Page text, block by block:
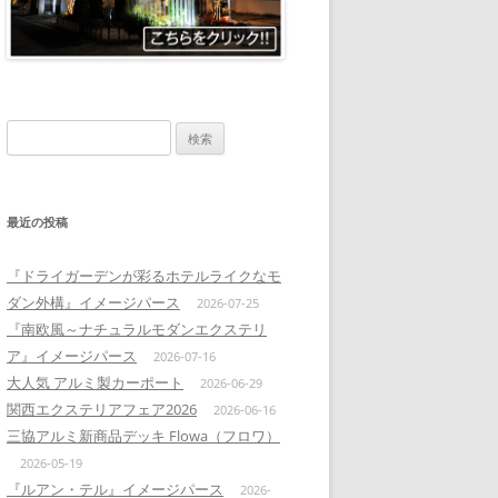
索:
最近の投稿
『ドライガーデンが彩るホテルライクなモ
ダン外構』イメージパース
2026-07-25
『南欧風～ナチュラルモダンエクステリ
ア』イメージパース
2026-07-16
大人気 アルミ製カーポート 2026-06-29
関西エクステリアフェア2026 2026-06-16
三協アルミ新商品デッキ Flowa（フロワ）
2026-05-19
『ルアン・テル』イメージパース 2026-